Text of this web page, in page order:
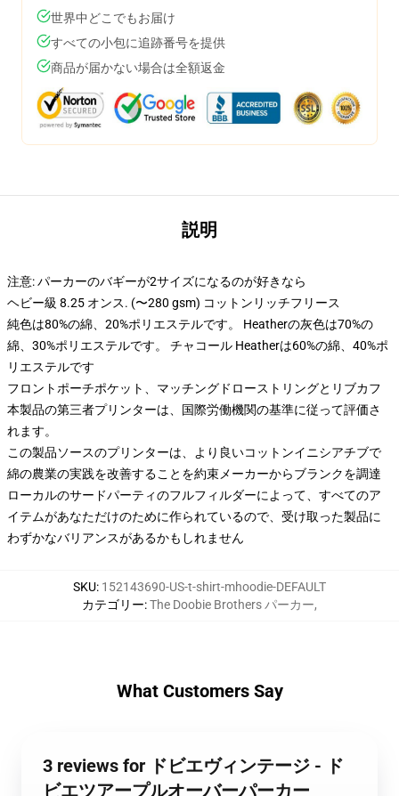
世界中どこでもお届け
すべての小包に追跡番号を提供
商品が届かない場合は全額返金
説明
注意: パーカーのバギーが2サイズになるのが好きなら
ヘビー級 8.25 オンス. (〜280 gsm) コットンリッチフリース
純色は80%の綿、20%ポリエステルです。 Heatherの灰色は70%の
綿、30%ポリエステルです。 チャコール Heatherは60%の綿、40%ポ
リエステルです
フロントポーチポケット、マッチングドローストリングとリブカフ
本製品の第三者プリンターは、国際労働機関の基準に従って評価さ
れます。
この製品ソースのプリンターは、より良いコットンイニシアチブで
綿の農業の実践を改善することを約束メーカーからブランクを調達
ローカルのサードパーティのフルフィルダーによって、すべてのア
イテムがあなただけのために作られているので、受け取った製品に
わずかなバリアンスがあるかもしれません
SKU: 152143690-US-t-shirt-mhoodie-DEFAULT
カテゴリー:The Doobie Brothers パーカー,
What Customers Say
3 reviews for ドビエヴィンテージ - ド
ビエツアープルオーバーパーカー